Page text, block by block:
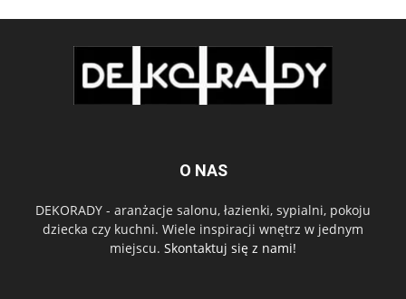
O NAS
DEKORADY - aranżacje salonu, łazienki, sypialni, pokoju
dziecka czy kuchni. Wiele inspiracji wnętrz w jednym
miejscu. Skontaktuj się z nami!